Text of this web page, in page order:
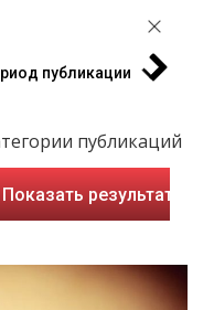
публикации
публикаций
Показать результаты